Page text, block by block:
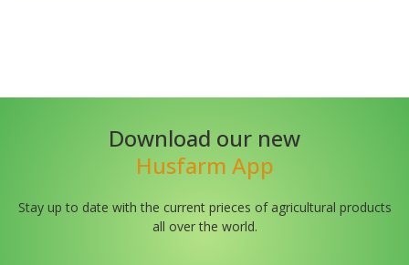
Download our new
Husfarm App
Stay up to date with the current prieces of agricultural products
all over the world.